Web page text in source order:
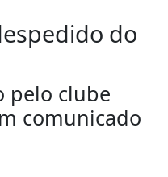
do
pelo clube
comunicado